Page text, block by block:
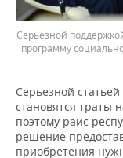
Серьезной
программу
Серьезной
становятся траты
поэтому раис
решение
приобретения